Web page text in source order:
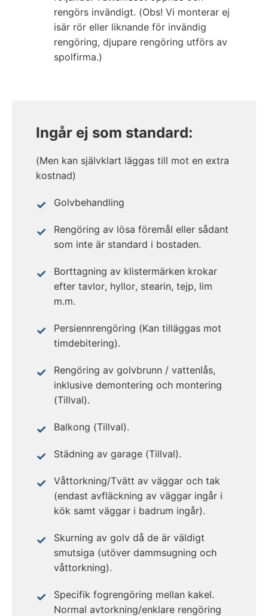
rengörs invändigt. (Obs! Vi monterar ej
isär rör eller liknande för invändig
rengöring, djupare rengöring utförs av
spolfirma.)
Ingår ej som standard:
(Men kan självklart läggas till mot en extra
kostnad)
Golvbehandling
Rengöring av lösa föremål eller sådant
som inte är standard i bostaden.
Borttagning av klistermärken krokar
efter tavlor, hyllor, stearin, tejp, lim
m.m.
Persiennrengöring (Kan tilläggas mot
timdebitering).
Rengöring av golvbrunn / vattenlås,
inklusive demontering och montering
(Tillval).
Balkong (Tillval).
Städning av garage (Tillval).
Våttorkning/Tvätt av väggar och tak
(endast avfläckning av väggar ingår i
kök samt väggar i badrum ingår).
Skurning av golv då de är väldigt
smutsiga (utöver dammsugning och
våttorkning).
Specifik fogrengöring mellan kakel.
Normal avtorkning/enklare rengöring